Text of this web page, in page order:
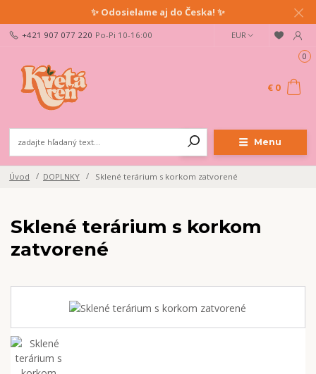
✨ Odosielame aj do Česka! ✨
Menu
EUR
+421 907 077 220 Po-Pi 10-16:00
0
€ 0
Úvod DOPLNKY Sklené terárium s korkom zatvorené
Sklené terárium s korkom
zatvorené